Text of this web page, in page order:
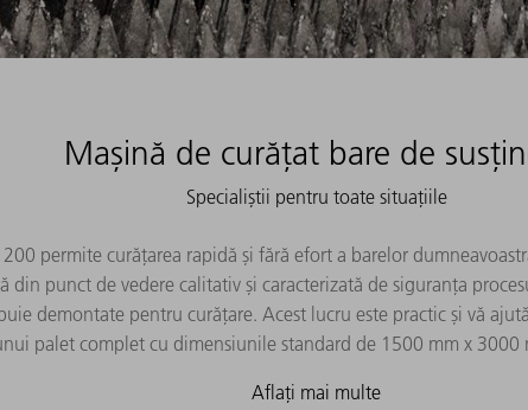
Mașină de curățat bare de
Specialiștii pentru toate situațiile
200 permite curățarea rapidă și fără efort a barelor
din punct de vedere calitativ și caracterizată de siguranța
demontate pentru curățare. Acest lucru este practic și vă
palet complet cu dimensiunile standard de 1500 mm x 3000
Aflați mai multe